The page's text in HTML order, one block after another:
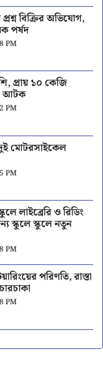
বিক্রির অভিযোগ,
পর্ষদ
PM
প্রায় ১০ কেজি
আটক
PM
মোটরসাইকেল
PM
লাইব্রেরি ও রিডিং
স্কুলে স্কুলে নতুন
PM
পরিণতি, রাস্তা
PM